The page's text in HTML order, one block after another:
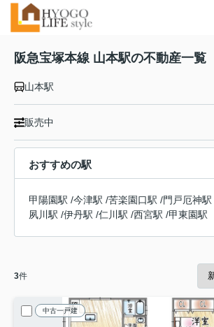
阪急宝塚本線 山本駅の不動産一覧
山本駅
販売中
おすすめの駅
甲陽園駅 /今津駅 /苦楽園口駅 /門戸厄神駅
夙川駅 /伊丹駅 /仁川駅 /西宮駅 /甲東園駅
3件
中古一戸建